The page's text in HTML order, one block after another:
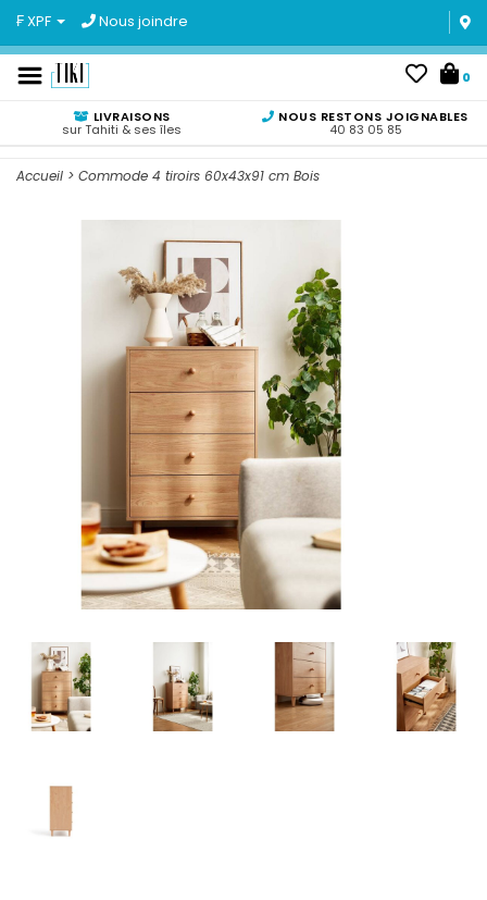
₣ XPF Nous joindre
0
LIVRAISONS
sur Tahiti & ses îles
NOUS RESTONS JOIGNABLES
40 83 05 85
Accueil > Commode 4 tiroirs 60x43x91 cm Bois